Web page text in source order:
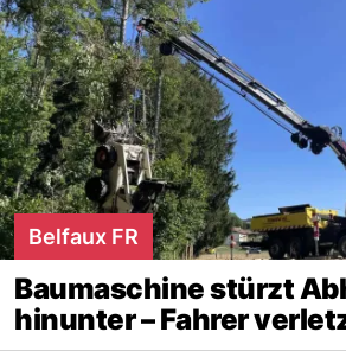
Belfaux FR
Baumaschine stürzt
hinunter – Fahrer